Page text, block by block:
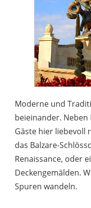
Moderne und
beieinander.
Gäste hier liebevoll
das Balzare-
Renaissance, oder
Deckengemälden.
Spuren wandeln.